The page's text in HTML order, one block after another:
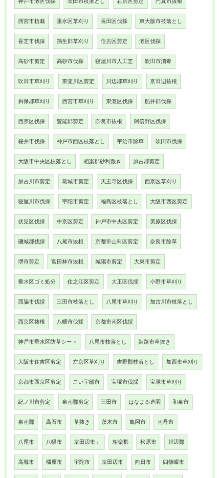
西宮市植栽 垂水区草刈り 長田区伐採 東大阪市枝落とし
香芝市伐採 蒲生郡草刈り 住吉区剪定 灘区伐採
高砂市剪定 高砂市伐採 寝屋川市人工芝 吹田市消毒
吹田市草刈り 東淀川区剪定 川辺郡草刈り 京田辺抜根
揖保郡草刈り 西宮市草刈り 東灘区伐採 船井郡伐採
西京区伐採 豊能郡剪定 奈良市抜根 阿倍野区伐採
桜井市伐採 神戸市西区枝落とし 宇治市除草 吹田市伐採
大阪市中央区枝落とし 相楽郡砂利敷き 加古郡剪定
加古川市剪定 葛城市剪定 天王寺区伐採 西京区草刈り
寝屋川市伐採 宇陀市剪定 福島区枝落とし 大阪市西区剪定
伏見区伐採 中京区剪定 神戸市中央区剪定 美原区伐採
磯城郡伐採 八尾市抜根 京都市山科区剪定 奈良市除草
堺市剪定 富田林市抜根 城陽市剪定 大東市剪定
垂水区ゴミ処分 住之江区剪定 大正区伐採 小野市草刈り
西脇市伐採 三田市枝落とし 八尾市草刈り 加古川市枝落とし
西京区抜根 八幡市伐採 京都市南区伐採
神戸市垂水区防草シート 八尾市枝落とし 姫路市草抜き
大阪市住吉区剪定 左京区草刈り 吉野郡枝落とし 加西市草刈り
京都市西京区剪定 こい宇部市 宝塚市伐採 宝塚市草刈り
紀ノ川市剪定 泉南郡剪定 三田市 はなまる造園 和泉市
泉南郡 高石市 草抜き 茨木市 亀岡市 南丹市
八尾市 八幡市 京田辺市」 相楽郡 松原市 川辺郡
高槻市 橿原市 宇陀市 京田辺市 向日市 四條畷市